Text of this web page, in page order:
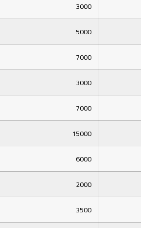
3000
5000
7000
3000
7000
15000
6000
2000
3500